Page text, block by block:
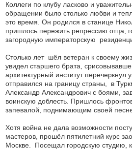
Коллеги по клубу ласково и
обращении было столько любви и
это время. Он родился в станице
пришлось пережить репрессию отца,
загородную императорскую
Столько лет шёл ветеран к своему
увидел старшего брата,
архитектурный институт
отправился на границу страны, в
Александр Александрович с боями,
воинскую доблесть. Пришлось
запевалой, поднимающим своей
Хотя война не дала возможности
мастеров, прошёл пятилетний курс
Москве. Посещал городскую студию,